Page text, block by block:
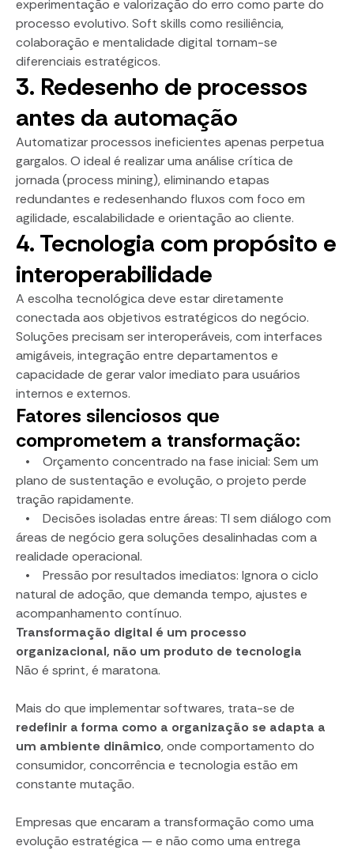
experimentação e valorização do erro como parte do
processo evolutivo. Soft skills como resiliência,
colaboração e mentalidade digital tornam-se
diferenciais estratégicos.
3. Redesenho de processos
antes da automação
Automatizar processos ineficientes apenas perpetua
gargalos. O ideal é realizar uma análise crítica de
jornada (process mining), eliminando etapas
redundantes e redesenhando fluxos com foco em
agilidade, escalabilidade e orientação ao cliente.
4. Tecnologia com propósito e
interoperabilidade
A escolha tecnológica deve estar diretamente
conectada aos objetivos estratégicos do negócio.
Soluções precisam ser interoperáveis, com interfaces
amigáveis, integração entre departamentos e
capacidade de gerar valor imediato para usuários
internos e externos.
Fatores silenciosos que
comprometem a transformação:
• Orçamento concentrado na fase inicial: Sem um
plano de sustentação e evolução, o projeto perde
tração rapidamente.
• Decisões isoladas entre áreas: TI sem diálogo com
áreas de negócio gera soluções desalinhadas com a
realidade operacional.
• Pressão por resultados imediatos: Ignora o ciclo
natural de adoção, que demanda tempo, ajustes e
acompanhamento contínuo.
Transformação digital é um processo
organizacional, não um produto de tecnologia
Não é sprint, é maratona.
Mais do que implementar softwares, trata-se de
redefinir a forma como a organização se adapta a
um ambiente dinâmico, onde comportamento do
consumidor, concorrência e tecnologia estão em
constante mutação.
Empresas que encaram a transformação como uma
evolução estratégica — e não como uma entrega